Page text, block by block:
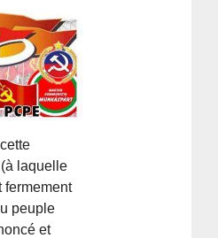
laquelle
fermement
peuple
et